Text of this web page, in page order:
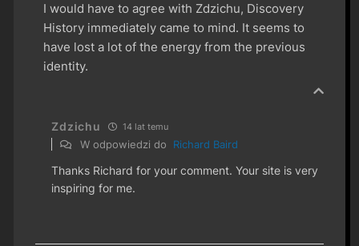
I would have to agree with Zdzichu, Discovery
History immediately came to mind. It seems to
have lost a lot of the energy from the previous
identity.
Zdzichu 14 lat temu
W odpowiedzi do Richard Baird
Thanks Richard for your comment. Your site is very
inspiring for me.